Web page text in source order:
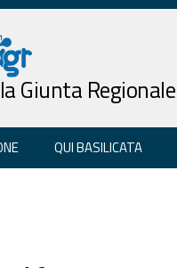
Giunta Regionale
QUI BASILICATA